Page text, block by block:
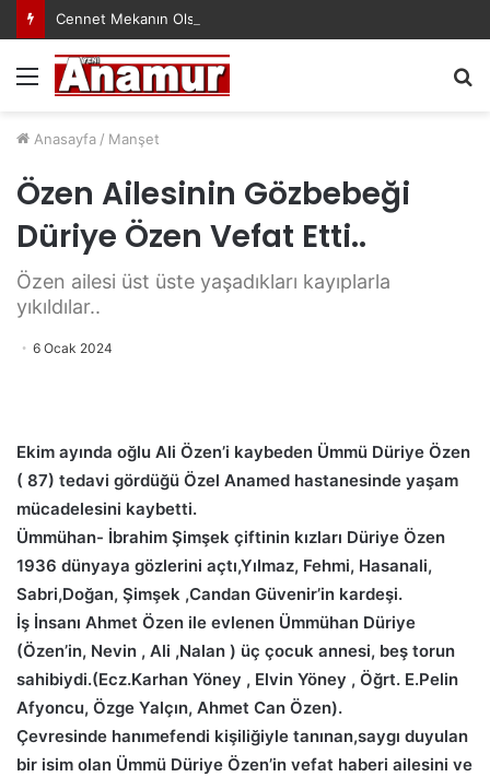
Cennet Mekanın Olsun Duygu Öksüz Canova
Menü
Anasayfa / Manşet
Özen Ailesinin Gözbebeği
Düriye Özen Vefat Etti..
Özen ailesi üst üste yaşadıkları kayıplarla
yıkıldılar..
6 Ocak 2024
Ekim ayında oğlu Ali Özen’i kaybeden Ümmü Düriye Özen
( 87) tedavi gördüğü Özel Anamed hastanesinde yaşam
mücadelesini kaybetti.
Ümmühan- İbrahim Şimşek çiftinin kızları Düriye Özen
1936 dünyaya gözlerini açtı,Yılmaz, Fehmi, Hasanali,
Sabri,Doğan, Şimşek ,Candan Güvenir’in kardeşi.
İş İnsanı Ahmet Özen ile evlenen Ümmühan Düriye
(Özen’in, Nevin , Ali ,Nalan ) üç çocuk annesi, beş torun
sahibiydi.(Ecz.Karhan Yöney , Elvin Yöney , Öğrt. E.Pelin
Afyoncu, Özge Yalçın, Ahmet Can Özen).
Çevresinde hanımefendi kişiliğiyle tanınan,saygı duyulan
bir isim olan Ümmü Düriye Özen’in vefat haberi ailesini ve